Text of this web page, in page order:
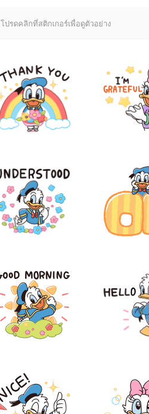
โปรดคลิกที่สติกเกอร์เพื่อดูตัวอย่าง